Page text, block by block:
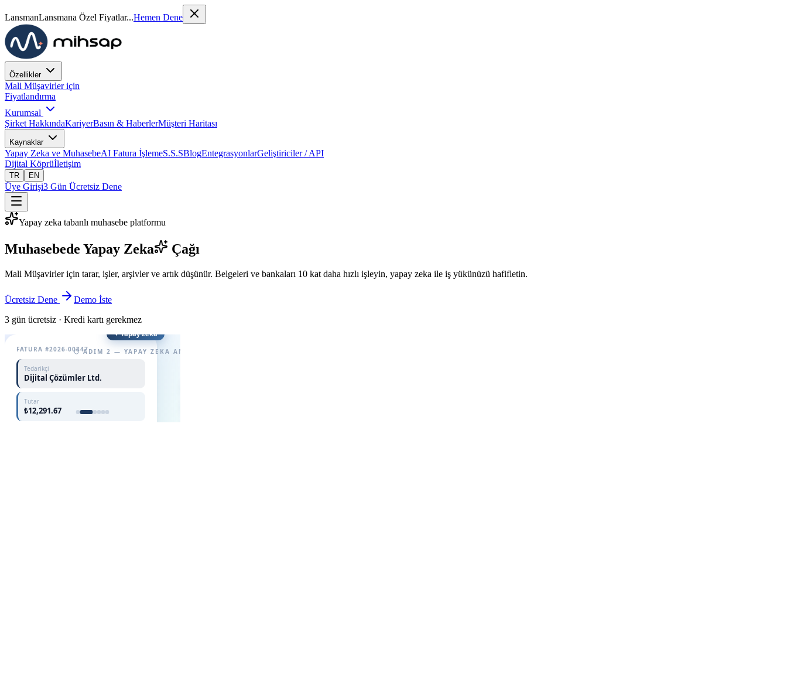
LansmanLansmana Özel Fiyatlar...Hemen Dene
Özellikler
Mali Müşavirler için
Fiyatlandırma
Kurumsal
Şirket HakkındaKariyerBasın & HaberlerMüşteri Haritası
Kaynaklar
Yapay Zeka ve MuhasebeAI Fatura İşlemeS.S.SBlogEntegrasyonlarGeliştiriciler / API
Dijital Köprüİletişim
TR EN
Üye Girişi3 Gün Ücretsiz Dene
Yapay zeka tabanlı muhasebe platformu
Muhasebede Yapay Zeka Çağı
Mali Müşavirler için tarar, işler, arşivler ve artık düşünür. Belgeleri ve bankaları 10 kat daha hızlı işleyin, yapay zeka ile iş yükünüzü hafifletin.
Ücretsiz Dene
Demo İste
3 gün ücretsiz · Kredi kartı gerekmez